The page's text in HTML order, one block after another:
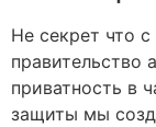
Не секрет что
правительство
приватность в
защиты мы